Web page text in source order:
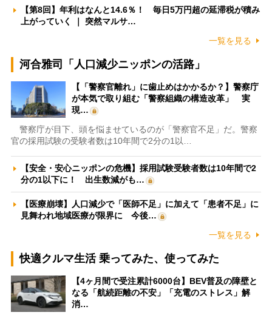
【第8回】年利はなんと14.6％！ 毎日5万円超の延滞税が積み
上がっていく ｜ 突然マルサ…
一覧を見る
河合雅司「人口減少ニッポンの活路」
【「警察官離れ」に歯止めはかかるか？】警察庁
が本気で取り組む「警察組織の構造改革」 実
現…
警察庁が目下、頭を悩ませているのが「警察官不足」だ。警察
官の採用試験の受験者数は10年間で2分の1以…
【安全・安心ニッポンの危機】採用試験受験者数は10年間で2
分の1以下に！ 出生数減がも…
【医療崩壊】人口減少で「医師不足」に加えて「患者不足」に
見舞われ地域医療が限界に 今後…
一覧を見る
快適クルマ生活 乗ってみた、使ってみた
【4ヶ月間で受注累計6000台】BEV普及の障壁と
なる「航続距離の不安」「充電のストレス」解
消…